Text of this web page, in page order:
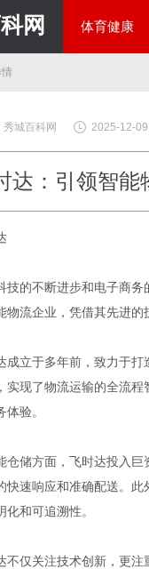
网 体育健康
秀城百科网 2025-12-09
达：引领智能
技的不断进步和电子商
物流企业，凭借其先进的
成立于多年前，致力于
实现了物流运输的全流
体验。
仓储方面，飞时达投入
快速响应和准确配送。
化和可追溯性。
不仅关注技术创新，更